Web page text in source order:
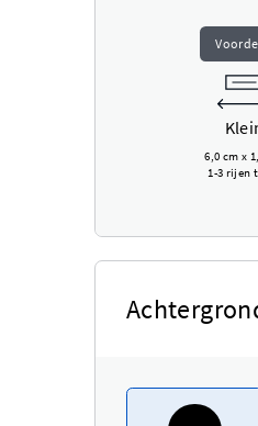
6,0 cm x
1-3 rijen